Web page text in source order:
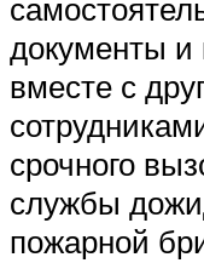
документы и
вместе с
срочного
службы
пожарной